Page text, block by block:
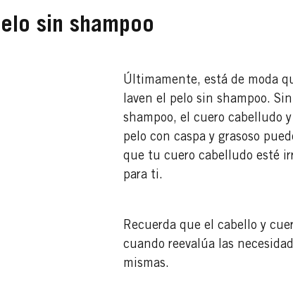
sin shampoo
Últimamente, está de moda
laven el pelo sin shampoo.
shampoo, el cuero cabelludo
pelo con caspa y grasoso
que tu cuero cabelludo esté
para ti.
Recuerda que el cabello y
cuando reevalúa las
mismas.